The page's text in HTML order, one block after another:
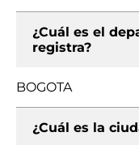
¿Cuál es el
registra?
BOGOTA
¿Cuál es la